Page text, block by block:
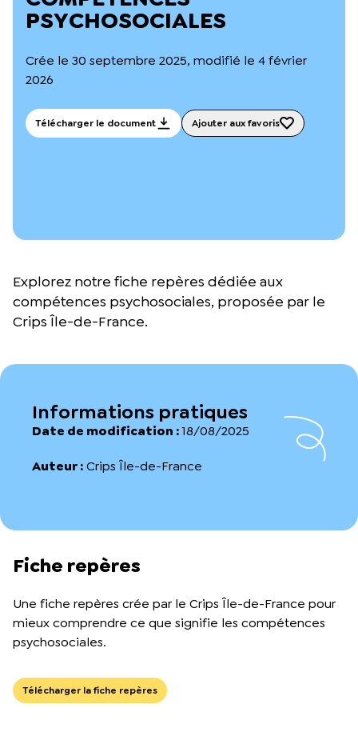
Notre documentation
Ressources pour les parents
Webinaires
L’équipe du Crips
Projets réalisés avec nos partenaires
PSYCHOSOCIALES
Crée le 30 septembre 2025, modifié le 4 février
2026
Télécharger le document Ajouter aux favoris
Explorez notre fiche repères dédiée aux
compétences psychosociales, proposée par le
Crips Île-de-France.
Informations pratiques
Date de modification :18/08/2025
Auteur :Crips Île-de-France
Fiche repères
Une fiche repères crée par le Crips Île-de-France pour
mieux comprendre ce que signifie les compétences
psychosociales.
Télécharger la fiche repères